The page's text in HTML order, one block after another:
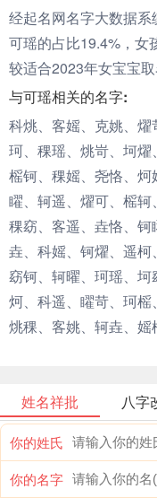
经起名网名字大数据
可瑶的占比19.4%，女
较适合2023年女宝宝取
与可瑶相关的名字:
科烑、客媱、克姚、
珂、稞瑶、烑岢、坷燿
榣钶、稞媱、尧恪、
矅、轲遥、燿可、榣轲
稞窈、客遥、垚恪、
垚、科媱、钶燿、遥柯
窈钶、轲曜、珂瑶、
炣、科遥、矅苛、珂榣
烑稞、客姚、轲垚、媱
姓名祥批 八字
你的姓氏
你的名字